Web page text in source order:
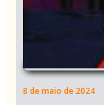
8 de maio de 2024